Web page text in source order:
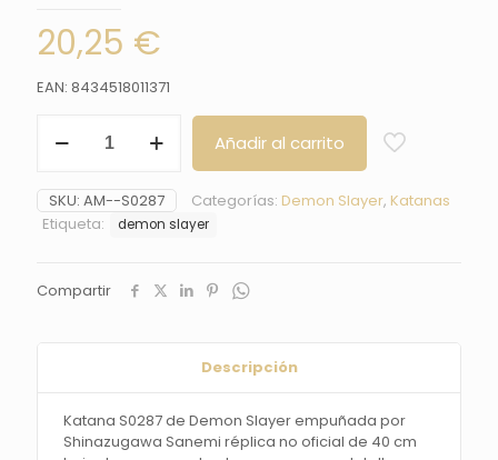
20,25 €
EAN: 8434518011371
S0287
Demon
Slayer
empuñada
Sanemi
hoja
Añadir al carrito
SKU: AM--S0287 Categorías: Demon Slayer, Katanas
Etiqueta:
demon slayer
Compartir
Descripción
Katana S0287 de Demon Slayer empuñada por
Shinazugawa Sanemi réplica no oficial de 40 cm